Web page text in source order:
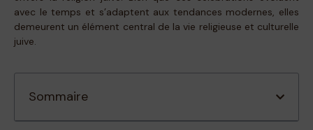
avec le temps et s’adaptent aux tendances modernes, elles
demeurent un élément central de la vie religieuse et culturelle
juive.
Sommaire